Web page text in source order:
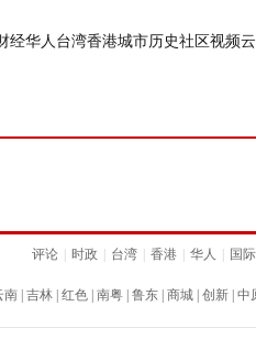
经华人 台湾香港城市历史社区视频
评论 时政 台湾 香港 华人 国际
南 吉林 红色 南粤 鲁东 商城 创新 中